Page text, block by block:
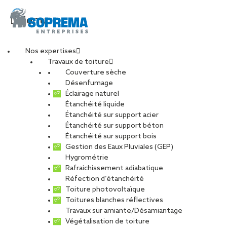
Menu
Nos expertises
Travaux de toiture
Couverture sèche
Désenfumage
Éclairage naturel
Étanchéité liquide
Étanchéité sur support acier
Étanchéité sur support béton
Étanchéité sur support bois
Gestion des Eaux Pluviales (GEP)
Hygrométrie
Rafraichissement adiabatique
Réfection d’étanchéité
Toiture photovoltaïque
Toitures blanches réflectives
Travaux sur amiante/Désamiantage
Végétalisation de toiture
SOPREMA STEEL
TOUS CARRIÈRE
DÉVELOPPEMENT DURABLE
ENTRETIEN ET MAINTENANCE
RÉNOVATION RÉSEAU